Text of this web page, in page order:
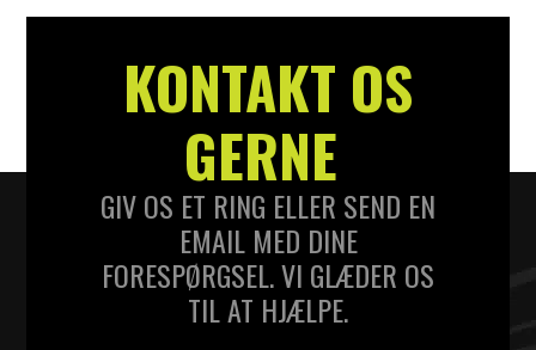
KONTAKT OS
GERNE
GIV OS ET RING ELLER SEND EN
EMAIL MED DINE
FORESPØRGSEL. VI GLÆDER OS
TIL AT HJÆLPE.